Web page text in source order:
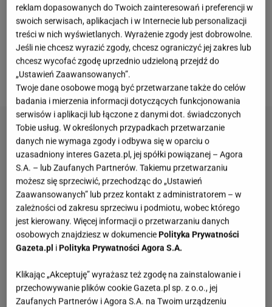
W moim domu najpopularniejszymi daniami
ostatnich dni okazują się makarony i robię je na
wiele różnych sposobów. Ostatnio jednak
zaszalałam i zamiastmakaronu spaghettiużyłam
tego, który przypomina wyglądem ryż.
reklam dopasowanych do Twoich zainteresowań i preferencji w
swoich serwisach, aplikacjach i w Internecie lub personalizacji
treści w nich wyświetlanych. Wyrażenie zgody jest dobrowolne.
Jeśli nie chcesz wyrazić zgody, chcesz ograniczyć jej zakres lub
chcesz wycofać zgodę uprzednio udzieloną przejdź do
„Ustawień Zaawansowanych”.
Twoje dane osobowe mogą być przetwarzane także do celów
badania i mierzenia informacji dotyczących funkcjonowania
serwisów i aplikacji lub łączone z danymi dot. świadczonych
Tobie usług. W określonych przypadkach przetwarzanie
danych nie wymaga zgody i odbywa się w oparciu o
uzasadniony interes Gazeta.pl, jej spółki powiązanej – Agora
S.A. – lub Zaufanych Partnerów. Takiemu przetwarzaniu
możesz się sprzeciwić, przechodząc do „Ustawień
Zaawansowanych” lub przez kontakt z administratorem – w
zależności od zakresu sprzeciwu i podmiotu, wobec którego
jest kierowany. Więcej informacji o przetwarzaniu danych
osobowych znajdziesz w dokumencie Polityka Prywatności
Gazeta.pl i Polityka Prywatności Agora S.A.
Klikając „Akceptuję” wyrażasz też zgodę na zainstalowanie i
przechowywanie plików cookie Gazeta.pl sp. z o.o., jej
Zaufanych Partnerów i Agora S.A. na Twoim urządzeniu